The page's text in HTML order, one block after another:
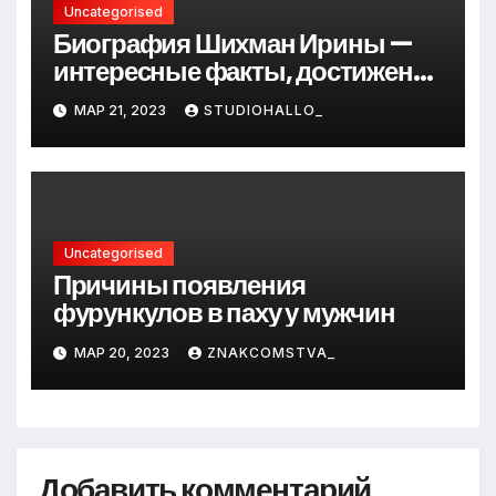
Uncategorised
Биография Шихман Ирины —
интересные факты, достижения
и путь к успеху
МАР 21, 2023 STUDIOHALLO_
Uncategorised
Причины появления
фурункулов в паху у мужчин
МАР 20, 2023 ZNAKCOMSTVA_